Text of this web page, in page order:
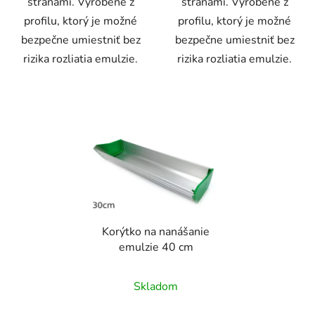
profilu, ktorý je možné
bezpečne umiestniť bez
rizika rozliatia emulzie.
profilu, ktorý je možné
bezpečne umiestniť bez
rizika rozliatia emulzie.
Korýtko na nanášanie
emulzie 40 cm
Skladom